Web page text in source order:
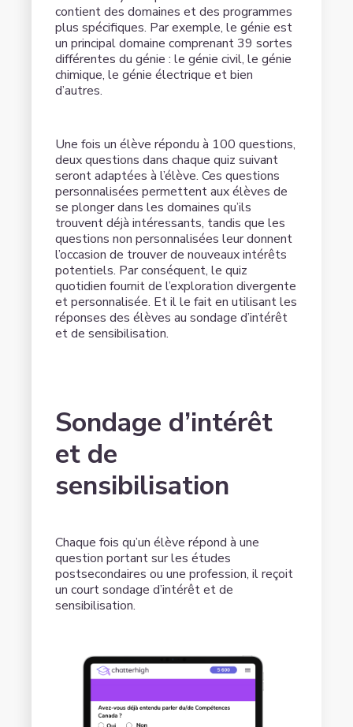
contient des domaines et des programmes
plus spécifiques. Par exemple, le génie est
un principal domaine comprenant 39 sortes
différentes du génie : le génie civil, le génie
chimique, le génie électrique et bien
d’autres.
Une fois un élève répondu à 100 questions,
deux questions dans chaque quiz suivant
seront adaptées à l’élève. Ces questions
personnalisées permettent aux élèves de
se plonger dans les domaines qu’ils
trouvent déjà intéressants, tandis que les
questions non personnalisées leur donnent
l’occasion de trouver de nouveaux intérêts
potentiels. Par conséquent, le quiz
quotidien fournit de l’exploration divergente
et personnalisée. Et il le fait en utilisant les
réponses des élèves au sondage d’intérêt
et de sensibilisation.
Sondage d’intérêt
et de
sensibilisation
Chaque fois qu’un élève répond à une
question portant sur les études
postsecondaires ou une profession, il reçoit
un court sondage d’intérêt et de
sensibilisation.